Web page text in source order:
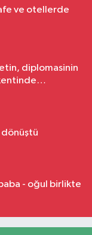
ve otellerde
diplomasinin
- oğul birlikte